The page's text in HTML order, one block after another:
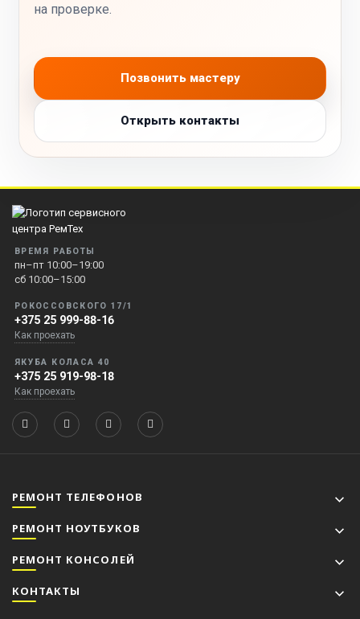
на проверке.
Позвонить мастеру
Открыть контакты
ВРЕМЯ РАБОТЫ
пн–пт 10:00–19:00
сб 10:00–15:00
РОКОССОВСКОГО 17/1
+375 25 999-88-16
Как проехать
ЯКУБА КОЛАСА 40
+375 25 919-98-18
Как проехать
РЕМОНТ ТЕЛЕФОНОВ
РЕМОНТ НОУТБУКОВ
РЕМОНТ КОНСОЛЕЙ
КОНТАКТЫ